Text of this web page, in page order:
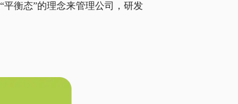
衡态”的理念来管理公司，研发